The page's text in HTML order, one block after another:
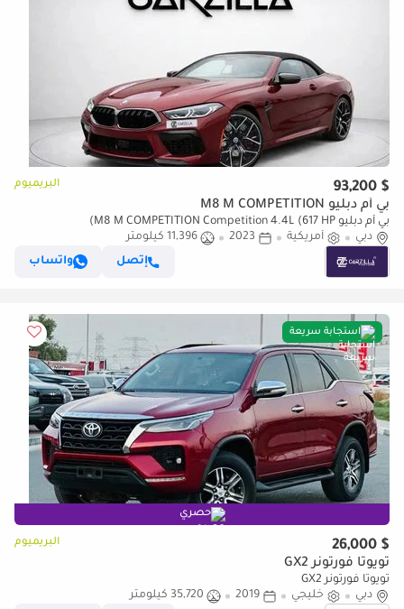
$ 93,200 البريميوم
بي أم دبليو M8 M COMPETITION
بي أم دبليو M8 M COMPETITION Competition 4.4L (617 HP)
دبي
أمريكية 2023
11,396 كيلومتر
إتصل
واتساب
استجابة سريعة
حصري
$ 26,000 البريميوم
تويوتا فورتونر GX2
تويوتا فورتونر GX2
دبي
خليجي 2019 35,720 كيلومتر